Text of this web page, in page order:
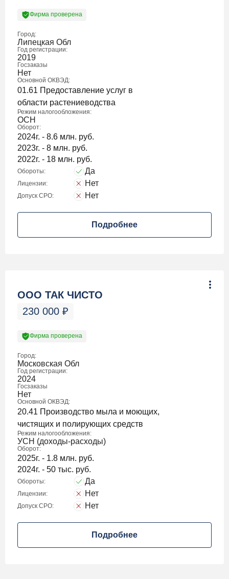
Фирма проверена
Город:
Липецкая Обл
Год регистрации:
2019
Госзаказы
Нет
Основной ОКВЭД:
01.61 Предоставление услуг в
области растениеводства
Режим налогообложения:
ОСН
Оборот:
2024г. - 8.6 млн. руб.
2023г. - 8 млн. руб.
2022г. - 18 млн. руб.
Обороты: Да
Лицензии: Нет
Допуск СРО: Нет
Подробнее
ООО ТАК ЧИСТО
230 000 ₽
Фирма проверена
Город:
Московская Обл
Год регистрации:
2024
Госзаказы
Нет
Основной ОКВЭД:
20.41 Производство мыла и моющих,
чистящих и полирующих средств
Режим налогообложения:
УСН (доходы-расходы)
Оборот:
2025г. - 1.8 млн. руб.
2024г. - 50 тыс. руб.
Обороты: Да
Лицензии: Нет
Допуск СРО: Нет
Подробнее